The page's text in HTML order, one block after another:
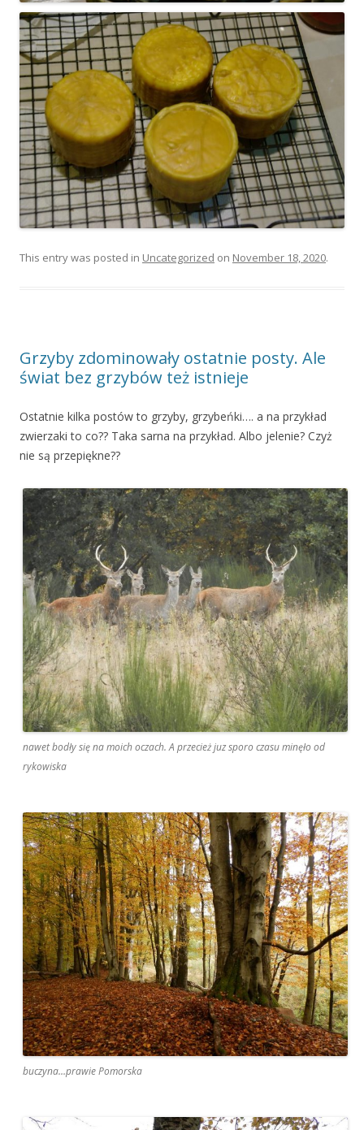
This entry was posted in Uncategorized on November 18, 2020.
Grzyby zdominowały ostatnie posty. Ale
świat bez grzybów też istnieje
Ostatnie kilka postów to grzyby, grzybeńki…. a na przykład
zwierzaki to co?? Taka sarna na przykład. Albo jelenie? Czyż
nie są przepiękne??
nawet bodły się na moich oczach. A przecież juz sporo czasu minęło od
rykowiska
buczyna…prawie Pomorska